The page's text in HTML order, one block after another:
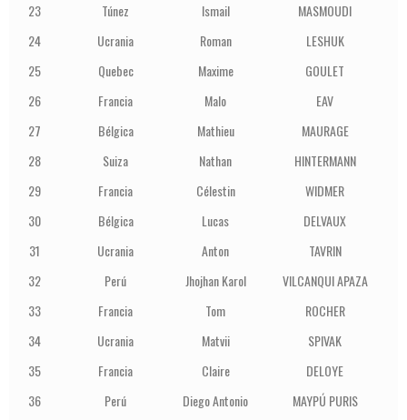
23
Túnez Ismail MASMOUDI
24
Ucrania Roman LESHUK
25
Quebec Maxime GOULET
26
Francia Malo EAV
27
Bélgica Mathieu MAURAGE
28
Suiza Nathan HINTERMANN
29
Francia Célestin WIDMER
30
Bélgica Lucas DELVAUX
31
Ucrania Anton TAVRIN
32
Perú Jhojhan Karol VILCANQUI APAZA
33
Francia Tom ROCHER
34
Ucrania Matvii SPIVAK
35
Francia Claire DELOYE
36
Perú Diego Antonio MAYPÚ PURIS